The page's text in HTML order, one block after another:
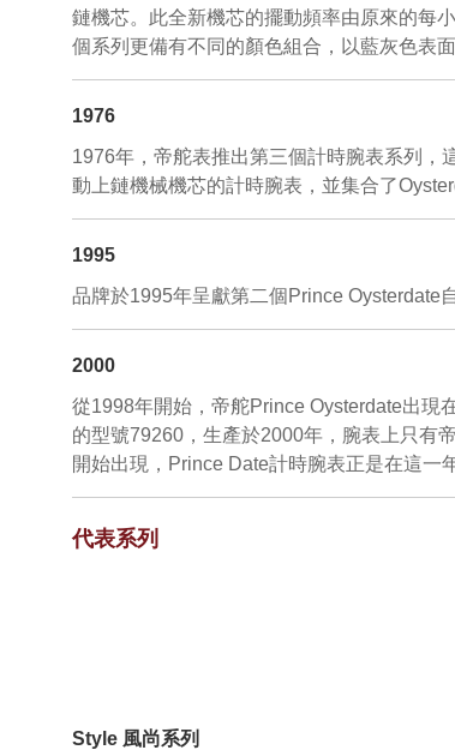
鏈機芯。此全新機芯的擺動頻率由原來的每
個系列更備有不同的顏色組合，以藍灰色表
1976
1976年，帝舵表推出第三個計時腕表系列，
動上鏈機械機芯的計時腕表，並集合了
1995
品牌於1995年呈獻第二個Prince Oysterdate
2000
從1998年開始，帝舵Prince Oysterdate出現
的型號79260，生產於2000年，腕表上只有
開始出現，Prince Date計時腕表正是在這一
代表系列
Style 風尚系列